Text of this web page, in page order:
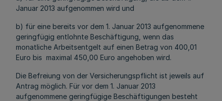
Januar 2013 aufgenommen wird und
b) für eine bereits vor dem 1. Januar 2013 aufgenommene
geringfügig entlohnte Beschäftigung, wenn das
monatliche Arbeitsentgelt auf einen Betrag von 400,01
Euro bis maximal 450,00 Euro angehoben wird.
Die Befreiung von der Versicherungspflicht ist jeweils auf
Antrag möglich. Für vor dem 1. Januar 2013
aufgenommene geringfügige Beschäftigungen besteht